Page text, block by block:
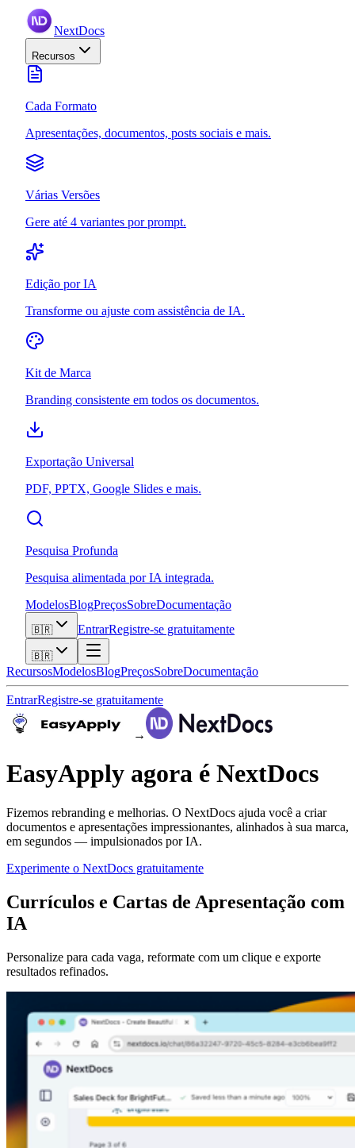
NextDocs
Recursos
Cada Formato
Apresentações, documentos, posts sociais e mais.
Várias Versões
Gere até 4 variantes por prompt.
Edição por IA
Transforme ou ajuste com assistência de IA.
Kit de Marca
Branding consistente em todos os documentos.
Exportação Universal
PDF, PPTX, Google Slides e mais.
Pesquisa Profunda
Pesquisa alimentada por IA integrada.
ModelosBlogPreçosSobreDocumentação
🇧🇷 EntrarRegistre-se gratuitamente
🇧🇷
RecursosModelosBlogPreçosSobreDocumentação
EntrarRegistre-se gratuitamente
→
EasyApply agora é NextDocs
Fizemos rebranding e melhorias. O NextDocs ajuda você a criar
documentos e apresentações impressionantes, alinhados à sua marca,
em segundos — impulsionados por IA.
Experimente o NextDocs gratuitamente
Currículos e Cartas de Apresentação com
IA
Personalize para cada vaga, reformate com um clique e exporte
resultados refinados.